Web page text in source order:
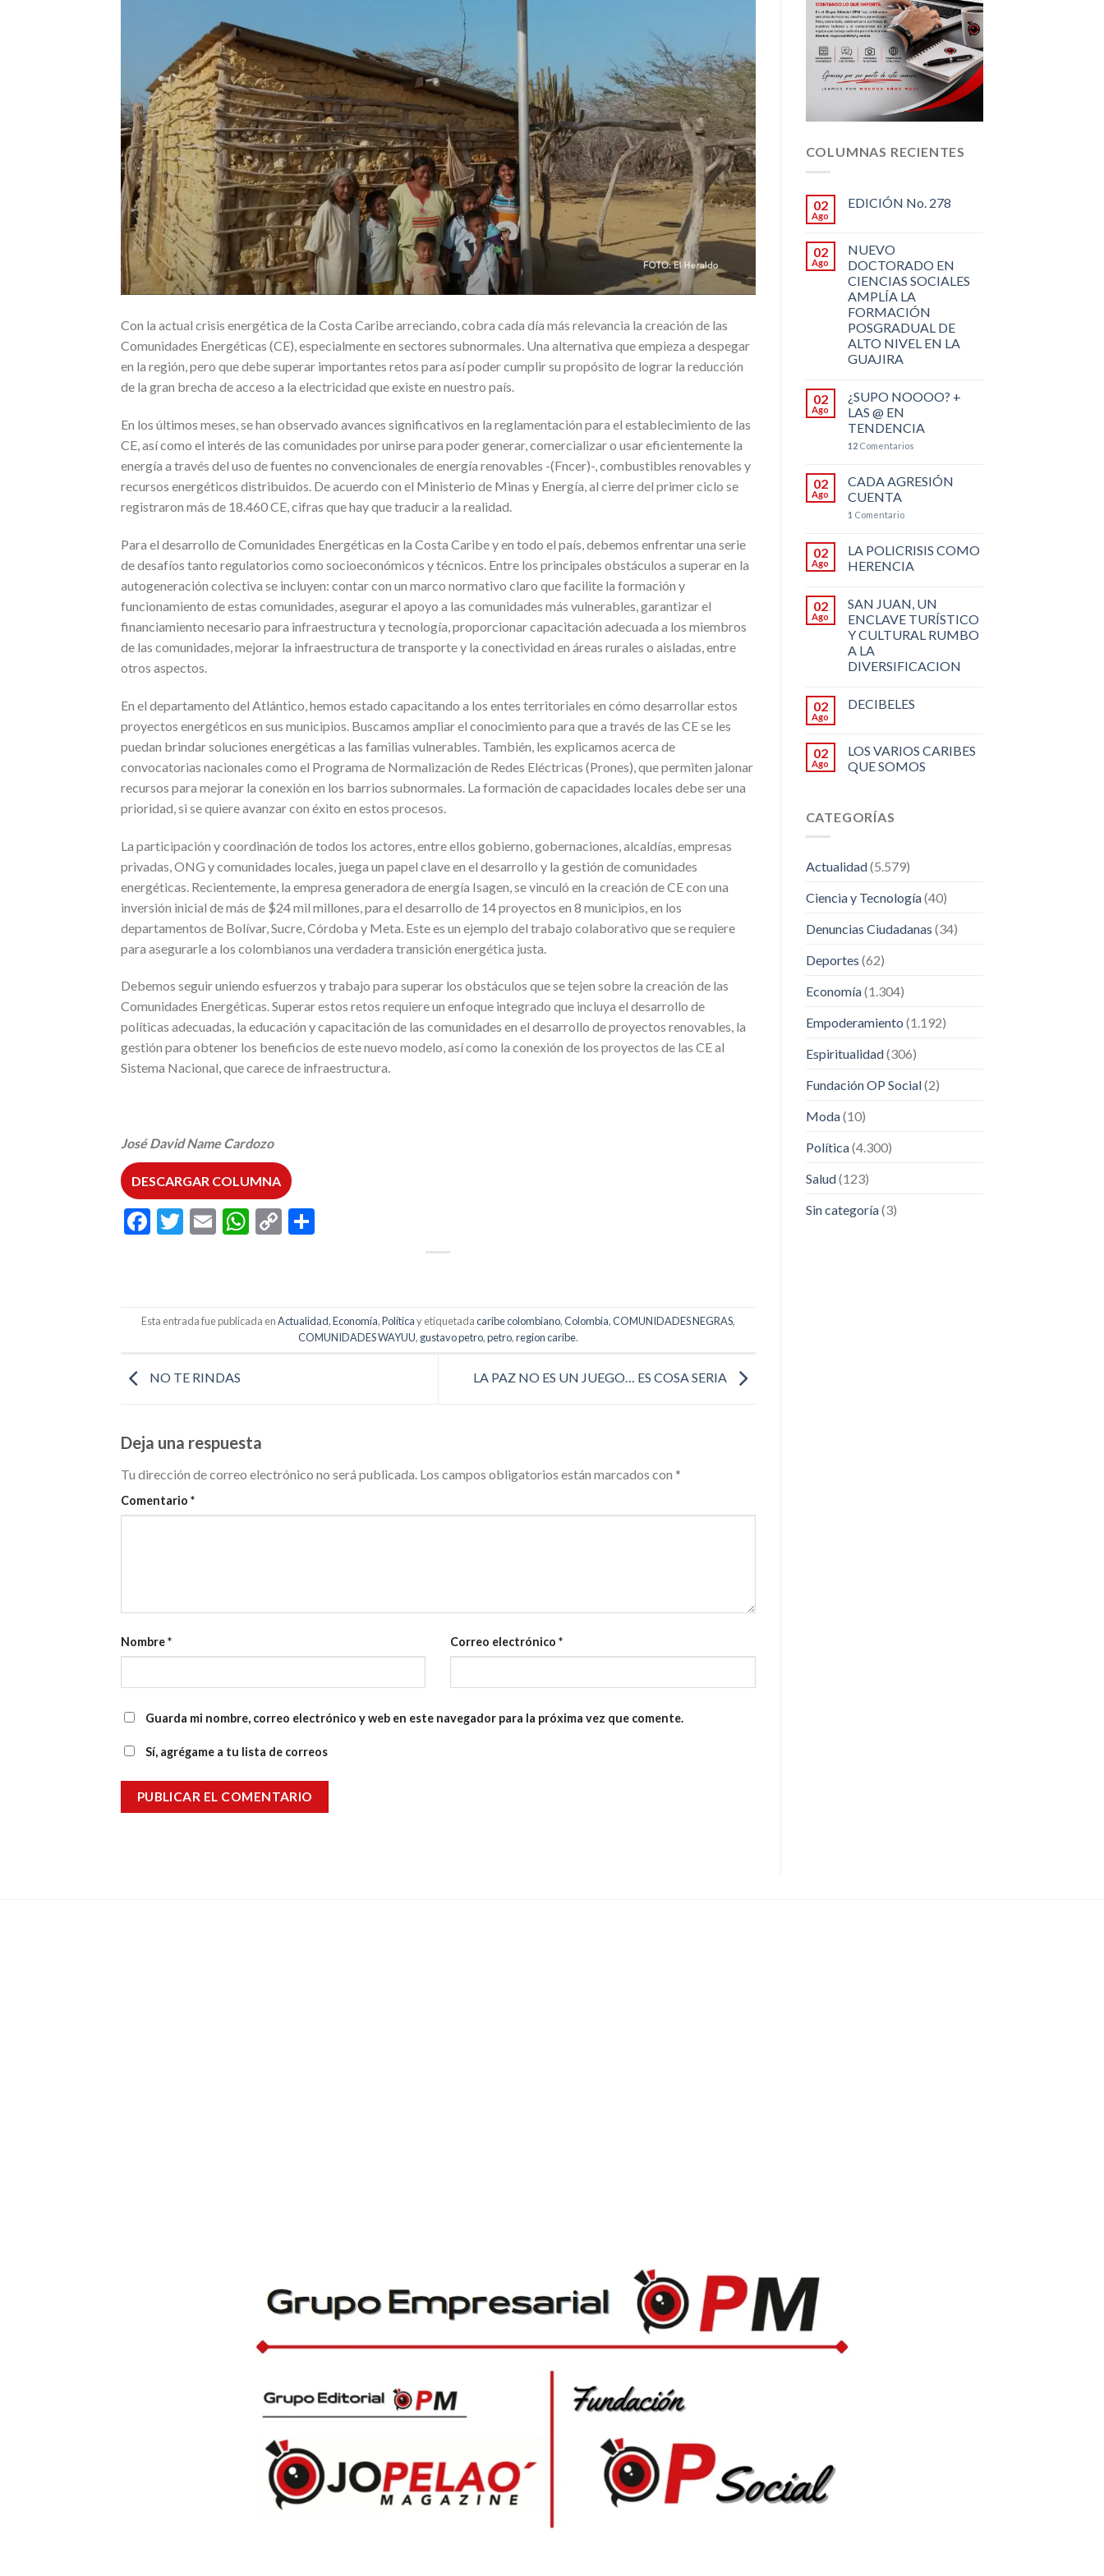
Con la actual crisis energética de la Costa Caribe arreciando, cobra cada día más relevancia la creación de las
Comunidades Energéticas (CE), especialmente en sectores subnormales. Una alternativa que empieza a despegar
en la región, pero que debe superar importantes retos para así poder cumplir su propósito de lograr la reducción
de la gran brecha de acceso a la electricidad que existe en nuestro país.
En los últimos meses, se han observado avances significativos en la reglamentación para el establecimiento de las
CE, así como el interés de las comunidades por unirse para poder generar, comercializar o usar eficientemente la
energía a través del uso de fuentes no convencionales de energía renovables -(Fncer)-, combustibles renovables y
recursos energéticos distribuidos. De acuerdo con el Ministerio de Minas y Energía, al cierre del primer ciclo se
registraron más de 18.460 CE, cifras que hay que traducir a la realidad.
Para el desarrollo de Comunidades Energéticas en la Costa Caribe y en todo el país, debemos enfrentar una serie
de desafíos tanto regulatorios como socioeconómicos y técnicos. Entre los principales obstáculos a superar en la
autogeneración colectiva se incluyen: contar con un marco normativo claro que facilite la formación y
funcionamiento de estas comunidades, asegurar el apoyo a las comunidades más vulnerables, garantizar el
financiamiento necesario para infraestructura y tecnología, proporcionar capacitación adecuada a los miembros
de las comunidades, mejorar la infraestructura de transporte y la conectividad en áreas rurales o aisladas, entre
otros aspectos.
En el departamento del Atlántico, hemos estado capacitando a los entes territoriales en cómo desarrollar estos
proyectos energéticos en sus municipios. Buscamos ampliar el conocimiento para que a través de las CE se les
puedan brindar soluciones energéticas a las familias vulnerables. También, les explicamos acerca de
convocatorias nacionales como el Programa de Normalización de Redes Eléctricas (Prones), que permiten jalonar
recursos para mejorar la conexión en los barrios subnormales. La formación de capacidades locales debe ser una
prioridad, si se quiere avanzar con éxito en estos procesos.
La participación y coordinación de todos los actores, entre ellos gobierno, gobernaciones, alcaldías, empresas
privadas, ONG y comunidades locales, juega un papel clave en el desarrollo y la gestión de comunidades
energéticas. Recientemente, la empresa generadora de energía Isagen, se vinculó en la creación de CE con una
inversión inicial de más de $24 mil millones, para el desarrollo de 14 proyectos en 8 municipios, en los
departamentos de Bolívar, Sucre, Córdoba y Meta. Este es un ejemplo del trabajo colaborativo que se requiere
para asegurarle a los colombianos una verdadera transición energética justa.
Debemos seguir uniendo esfuerzos y trabajo para superar los obstáculos que se tejen sobre la creación de las
Comunidades Energéticas. Superar estos retos requiere un enfoque integrado que incluya el desarrollo de
políticas adecuadas, la educación y capacitación de las comunidades en el desarrollo de proyectos renovables, la
gestión para obtener los beneficios de este nuevo modelo, así como la conexión de los proyectos de las CE al
Sistema Nacional, que carece de infraestructura.
José David Name Cardozo
DESCARGAR COLUMNA
Facebook
Twitter
EmailWhatsApp
Copy
Esta entrada fue publicada enActualidad,Economía,Políticay etiquetadacaribe colombiano,Colombia,COMUNIDADES NEGRAS,
COMUNIDADES WAYUU, gustavo petro,petro,region caribe.
NO TE RINDAS LA PAZ NO ES UN JUEGO… ES COSA SERIA
Deja una respuesta
Tu dirección de correo electrónico no será publicada. Los campos obligatorios están marcados con *
Comentario *
Nombre* Correo electrónico*
Guarda mi nombre, correo electrónico y web en este navegador para la próxima vez que comente.
Sí, agrégame a tu lista de correos
COLUMNAS RECIENTES
02
Ago
EDICIÓN No. 278
02
Ago
NUEVO
DOCTORADO EN
CIENCIAS SOCIALES
AMPLÍA LA
FORMACIÓN
POSGRADUAL DE
ALTO NIVEL EN LA
GUAJIRA
02
Ago
¿SUPO NOOOO? +
LAS @ EN
TENDENCIA
12Comentarios
02
Ago
CADA AGRESIÓN
CUENTA
1 Comentario
02
Ago
LA POLICRISIS COMO
HERENCIA
02
Ago
SAN JUAN, UN
ENCLAVE TURÍSTICO
Y CULTURAL RUMBO
A LA
DIVERSIFICACION
02
Ago
DECIBELES
02
Ago
LOS VARIOS CARIBES
QUE SOMOS
CATEGORÍAS
Actualidad(5.579)
Ciencia y Tecnología(40)
Denuncias Ciudadanas (34)
Deportes (62)
Economía(1.304)
Empoderamiento (1.192)
Espiritualidad(306)
Fundación OP Social(2)
Moda(10)
Política(4.300)
Salud(123)
Sin categoría(3)